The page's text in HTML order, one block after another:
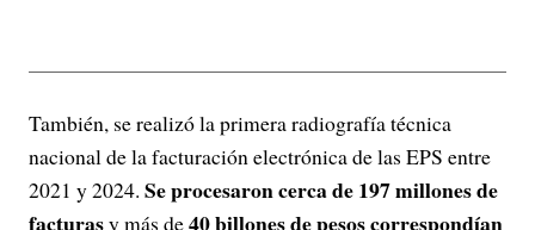
También, se realizó la primera radiografía técnica
nacional de la facturación electrónica de las EPS entre
2021 y 2024. Se procesaron cerca de 197 millones de
facturasy más de40 billones de pesos correspondían